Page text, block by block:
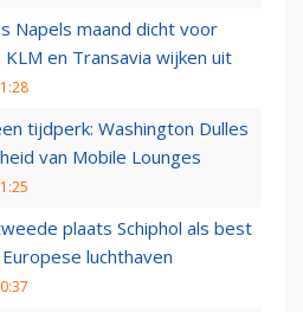
Napels maand dicht voor
en Transavia wijken uit
tijdperk: Washington Dulles
van Mobile Lounges
plaats Schiphol als best
luchthaven